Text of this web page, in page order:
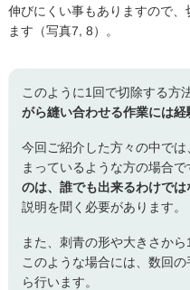
伸びにくい事もありますので
ます（写真7, 8）。
このように1回で切除する方
がら縫い合わせる作業には
今回ご紹介した方々の中で
まっているような方の場合で
のは、誰でも出来るわけでは
説明を聞く必要があります。
また、刺青の形や大きさか
このような場合には、数回
ら行います。